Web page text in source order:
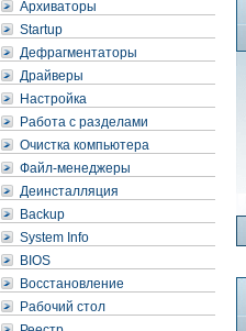
Архиваторы
Startup
Дефрагментаторы
Драйверы
Настройка
Работа с разделами
Очистка компьютера
Файл-менеджеры
Деинсталляция
Backup
System Info
BIOS
Восстановление
Рабочий стол